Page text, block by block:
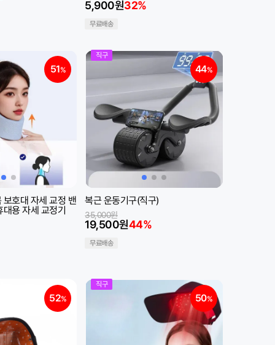
5,900원32%
무료배송
51%
보호대 자세 교정 밴
대용 자세 교정기
직구
44%
복근 운동기구(직구)
19,500원44%
35,000원
무료배송
52%
직구
50%